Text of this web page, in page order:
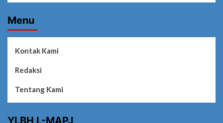
Menu
Kontak Kami
Redaksi
Tentang Kami
YLBH L-MAPJ